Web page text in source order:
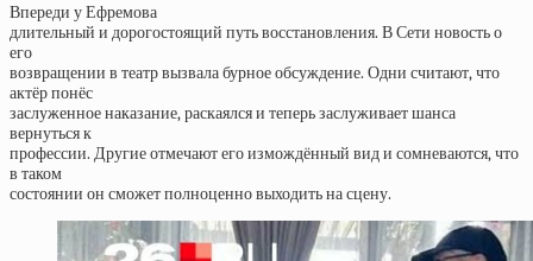
Впереди у Ефремова
длительный и дорогостоящий путь восстановления. В Сети новость о
его
возвращении в театр вызвала бурное обсуждение. Одни считают, что
актёр понёс
заслуженное наказание, раскаялся и теперь заслуживает шанса
вернуться к
профессии. Другие отмечают его измождённый вид и сомневаются, что
в таком
состоянии он сможет полноценно выходить на сцену.